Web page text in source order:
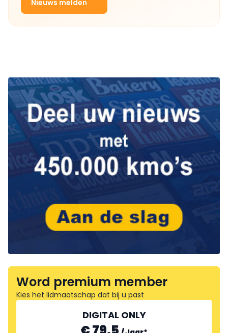
Nieuws melden
Word premium member
Kies het lidmaatschap dat bij u past
DIGITAL ONLY